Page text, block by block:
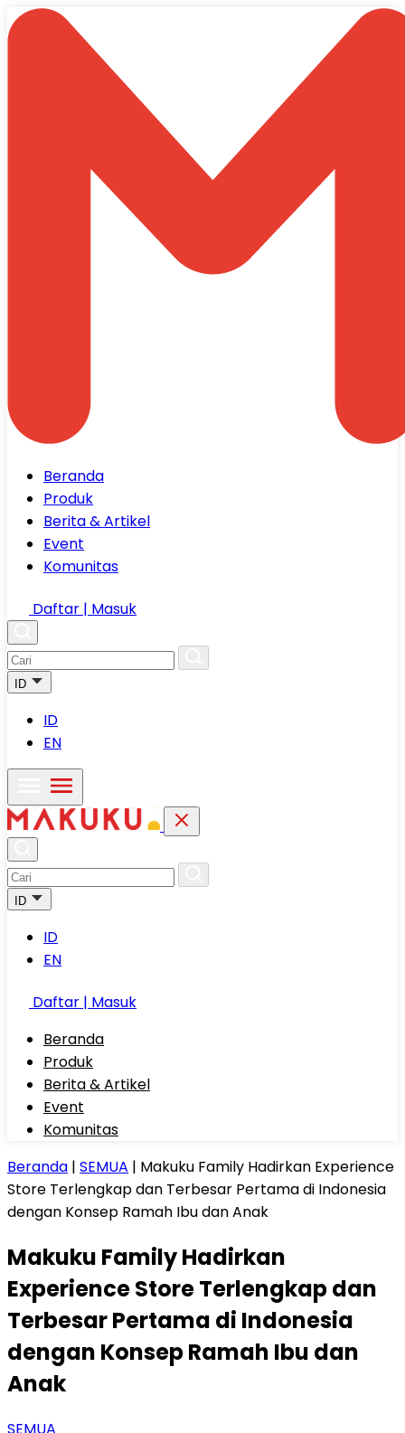
Beranda
Produk
Berita & Artikel
Event
Komunitas
Daftar | Masuk
ID
ID
EN
ID
ID
EN
Daftar | Masuk
Beranda
Produk
Berita & Artikel
Event
Komunitas
Beranda | SEMUA | Makuku Family Hadirkan Experience
Store Terlengkap dan Terbesar Pertama di Indonesia
dengan Konsep Ramah Ibu dan Anak
Makuku Family Hadirkan
Experience Store Terlengkap dan
Terbesar Pertama di Indonesia
dengan Konsep Ramah Ibu dan
Anak
SEMUA